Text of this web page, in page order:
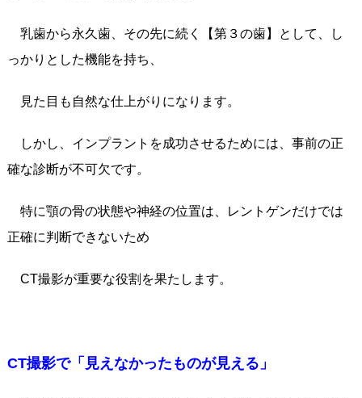
乳歯から永久歯、その先に続く【第３の歯】として、し
っかりとした機能を持ち、
見た目も自然な仕上がりになります。
しかし、インプラントを成功させるためには、事前の正
確な診断が不可欠です。
特に顎の骨の状態や神経の位置は、レントゲンだけでは
正確に判断できないため
CT撮影が重要な役割を果たします。
CT撮影で「見えなかったものが見える」